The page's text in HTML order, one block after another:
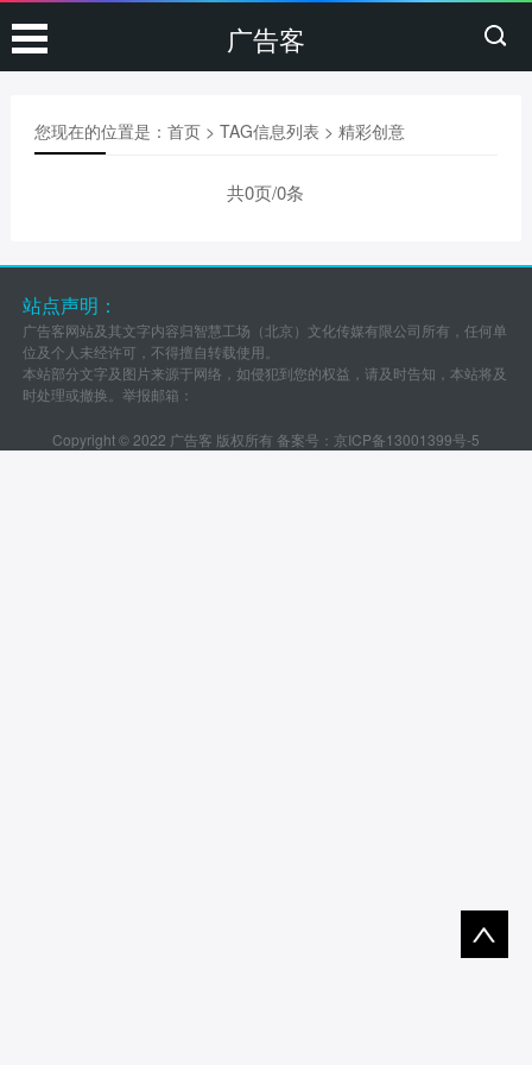
广告客
您现在的位置是： 首页> TAG信息列表 > 精彩创意
共0页/0条
站点声明：
广告客网站及其文字内容归智慧工场（北京）文化传媒有限公司所有，任何单
位及个人未经许可，不得擅自转载使用。
本站部分文字及图片来源于网络，如侵犯到您的权益，请及时告知，本站将及
时处理或撤换。举报邮箱：
Copyright © 2022 广告客 版权所有 备案号： 京ICP备13001399号-5